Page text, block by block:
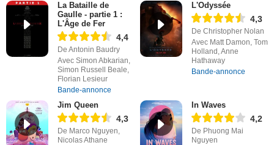
La Bataille de
Gaulle - partie 1 :
L'Âge de Fer
4,4
De Antonin Baudry
Avec Simon Abkarian,
Simon Russell Beale,
Florian Lesieur
Bande-annonce
L'Odyssée
4,3
De Christopher Nolan
Avec Matt Damon, Tom
Holland, Anne
Hathaway
Bande-annonce
Jim Queen
4,3
De Marco Nguyen,
Nicolas Athane
In Waves
4,2
De Phuong Mai
Nguyen